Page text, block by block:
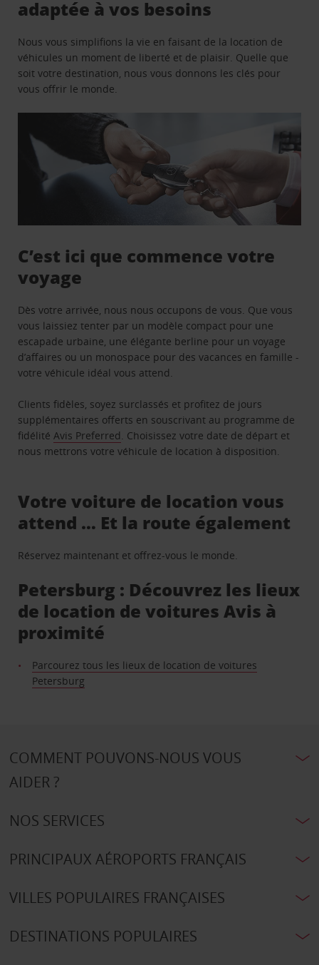
adaptée à vos besoins
Nous vous simplifions la vie en faisant de la location de
véhicules un moment de liberté et de plaisir. Quelle que
soit votre destination, nous vous donnons les clés pour
vous offrir le monde.
C’est ici que commence votre
voyage
Dès votre arrivée, nous nous occupons de vous. Que vous
vous laissiez tenter par un modèle compact pour une
escapade urbaine, une élégante berline pour un voyage
d’affaires ou un monospace pour des vacances en famille -
votre véhicule idéal vous attend.
Clients fidèles, soyez surclassés et profitez de jours
supplémentaires offerts en souscrivant au programme de
fidélitéAvis Preferred. Choisissez votre date de départ et
nous mettrons votre véhicule de location à disposition.
Votre voiture de location vous
attend … Et la route également
Réservez maintenant et offrez-vous le monde.
Petersburg : Découvrez les lieux
de location de voitures Avis à
proximité
Parcourez tous les lieux de location de voitures
Petersburg
COMMENT POUVONS-NOUS VOUS
AIDER ?
NOS SERVICES
PRINCIPAUX AÉROPORTS FRANÇAIS
VILLES POPULAIRES FRANÇAISES
DESTINATIONS POPULAIRES